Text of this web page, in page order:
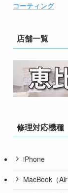
コーティング
店舗一覧
修理対応機種
iPhone
MacBook（Air